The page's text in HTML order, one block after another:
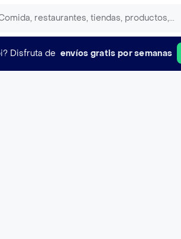
Disfruta de envíos gratis por semanas